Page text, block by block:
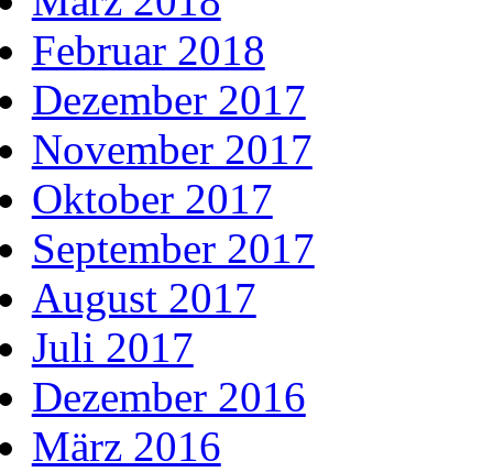
Februar 2018
Dezember 2017
November 2017
Oktober 2017
September 2017
August 2017
Juli 2017
Dezember 2016
März 2016